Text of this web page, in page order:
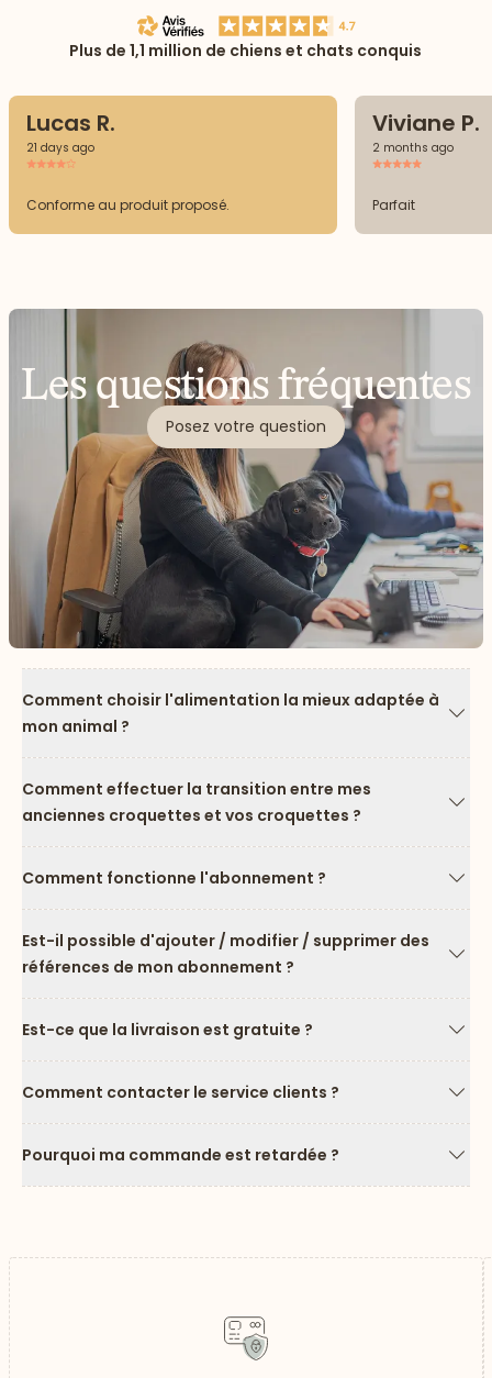
Plus de 1,1 million de chiens et chats conquis
Lucas R.
21 days ago
Conforme au produit proposé.
Viviane P.
2 months ago
Parfait
Les questions fréquentes
Posez votre question
Comment choisir l'alimentation la mieux adaptée à
mon animal ?
Comment effectuer la transition entre mes
anciennes croquettes et vos croquettes ?
Comment fonctionne l'abonnement ?
Est-il possible d'ajouter / modifier / supprimer des
références de mon abonnement ?
Est-ce que la livraison est gratuite ?
Comment contacter le service clients ?
Pourquoi ma commande est retardée ?